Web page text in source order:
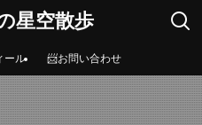
星空散歩
ール 📨お問い合わせ